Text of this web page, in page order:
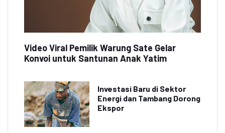
Video Viral Pemilik Warung Sate Gelar
Konvoi untuk Santunan Anak Yatim
Investasi Baru di Sektor
Energi dan Tambang Dorong
Ekspor